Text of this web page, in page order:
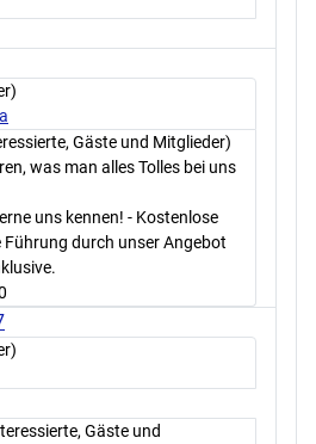
Gäste und Mitglieder)
was man alles Tolles bei uns
uns kennen! - Kostenlose
durch unser Angebot
Gäste und